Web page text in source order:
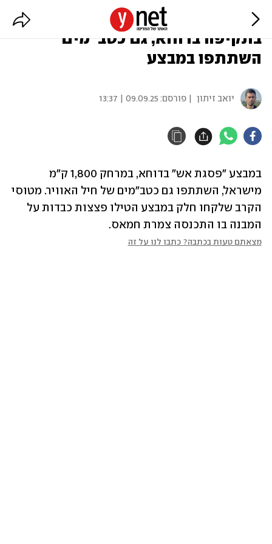
מטוסי קרב הטילו פצצות כבדות
בתקיפה בדוחא, גם כטב"מים
השתתפו במבצע
יואב זיתון | פורסם: 09.09.25 | 13:37
המבנה בו התכנסה צמרת חמאס.
מצאתם טעות בכתבה? כתבו לנו על זה